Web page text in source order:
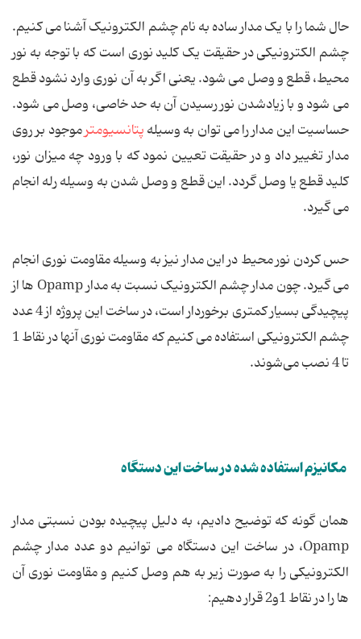
حال شما را با یک مدار ساده به نام چشم الكترونیک آشنا می كنیم.
چشم الكترونیكی در حقیقت یک كلید نوری است كه با توجه به نور
محیط، قطع و وصل می شود. یعنی اگر به آن نوری وارد نشود قطع
می شود و با زیادشدن نور رسیدن آن به حد خاصی، وصل می شود.
حساسیت این مدار را می توان به وسیلهپتانسیومترموجود بر روی
مدار تغییر داد و در حقیقت تعیین نمود كه با ورود چه میزان نور،
كلید قطع یا وصل گردد. این قطع و وصل شدن به وسیله رله انجام
می گیرد.
حس كردن نور محیط در این مدار نیز به وسیله مقاومت نوری انجام
می گیرد. چون مدار چشم الكترونیک نسبت به مدار Opamp ها از
پیچیدگی بسیار كمتری برخوردار است، در ساخت این پروژه از 4 عدد
چشم الكترونیكی استفاده می كنیم كه مقاومت نوری آنها در نقاط 1
تا 4 نصب می‌شوند.
مكانیزم استفاده شده در ساخت این دستگاه
همان گونه كه توضیح دادیم، به دلیل پیچیده بودن نسبتی مدار
Opamp، در ساخت این دستگاه می توانیم دو عدد مدار چشم
الكترونیكی را به صورت زیر به هم وصل كنیم و مقاومت نوری آن
ها را در نقاط 1و2 قرار دهیم: